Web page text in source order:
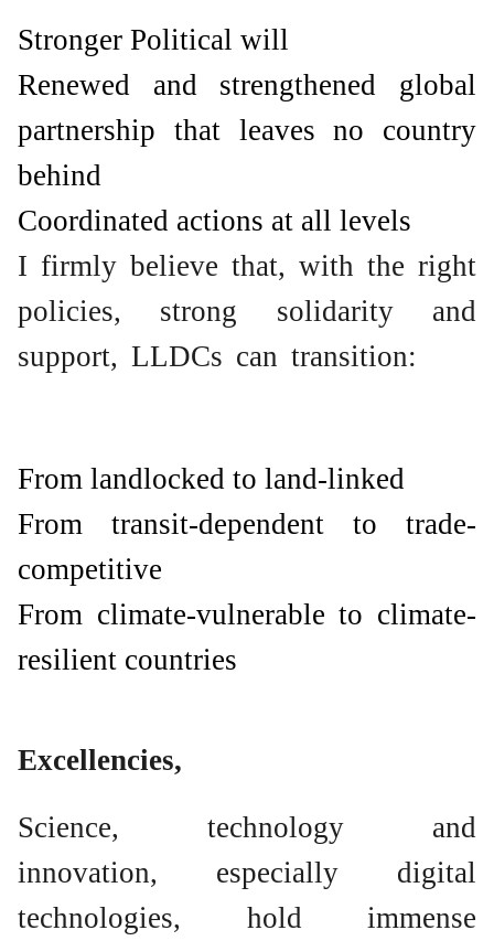
Stronger Political will
Renewed and strengthened global
partnership that leaves no country
behind
Coordinated actions at all levels
I firmly believe that, with the right
policies, strong solidarity and
support, LLDCs can transition:
From landlocked to land-linked
From transit-dependent to trade-
competitive
From climate-vulnerable to climate-
resilient countries
Excellencies,
Science, technology and
innovation, especially digital
technologies, hold immense